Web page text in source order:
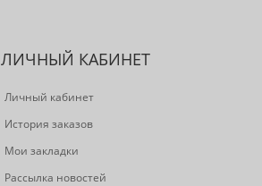
ЛИЧНЫЙ КАБИНЕТ
Личный кабинет
История заказов
Мои закладки
Рассылка новостей